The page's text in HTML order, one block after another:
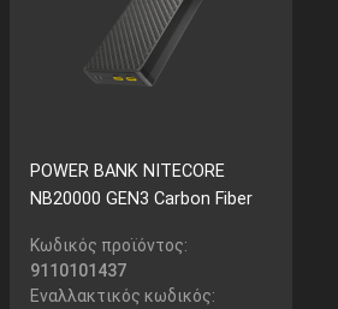
POWER BANK NITECORE
NB20000 GEN3 Carbon Fiber
Κωδικός προϊόντος:
9110101437
Εναλλακτικός κωδικός: